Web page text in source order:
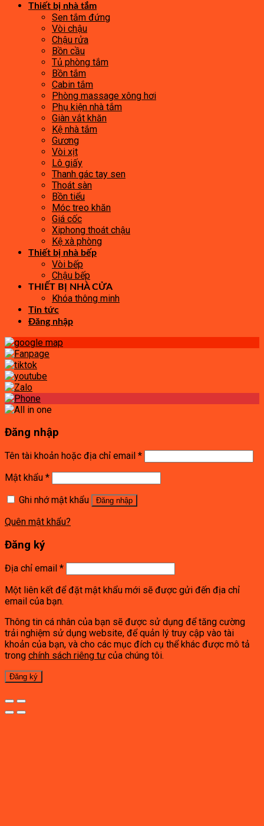
Thiết bị nhà tắm
Sen tắm đứng
Vòi chậu
Chậu rửa
Bồn cầu
Tủ phòng tắm
Bồn tắm
Cabin tắm
Phòng massage xông hơi
Phụ kiện nhà tắm
Giàn vắt khăn
Kệ nhà tắm
Gương
Vòi xịt
Lô giấy
Thanh gác tay sen
Thoát sàn
Bồn tiểu
Móc treo khăn
Giá cốc
Xiphong thoát chậu
Kệ xà phòng
Thiết bị nhà bếp
Vòi bếp
Chậu bếp
THIẾT BỊ NHÀ CỬA
Khóa thông minh
Tin tức
Đăng nhập
Đăng nhập
Tên tài khoản hoặc địa chỉ email *
Mật khẩu *
Ghi nhớ mật khẩu
Đăng nhập
Quên mật khẩu?
Đăng ký
Địa chỉ email *
Một liên kết để đặt mật khẩu mới sẽ được gửi đến địa chỉ
email của bạn.
Thông tin cá nhân của bạn sẽ được sử dụng để tăng cường
trải nghiệm sử dụng website, để quản lý truy cập vào tài
khoản của bạn, và cho các mục đích cụ thể khác được mô tả
trong chính sách riêng tư của chúng tôi.
Đăng ký